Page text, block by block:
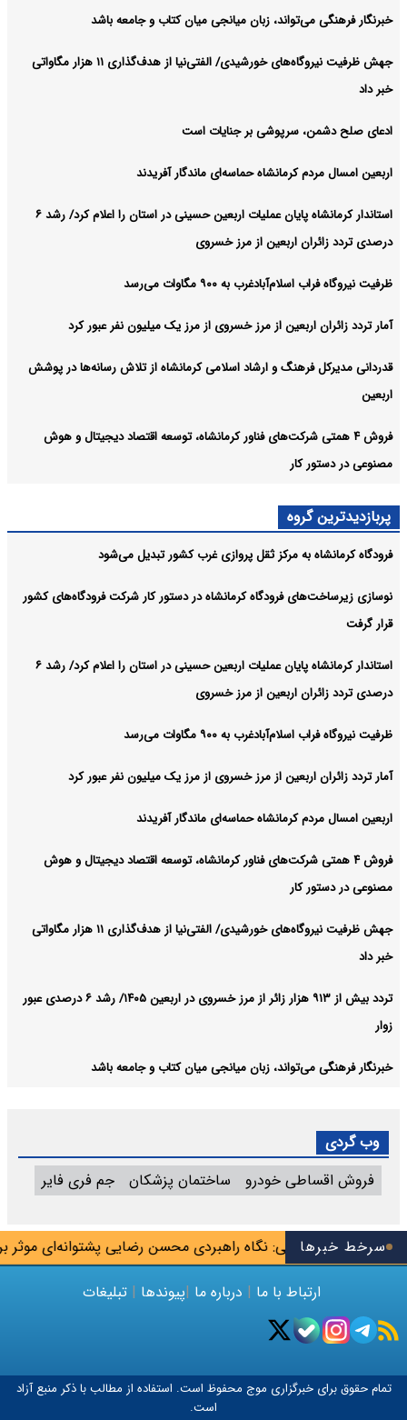
سرخط خبرهاولایتی: نگاه راهبردی محسن رضایی پشتوانه‌ای موثر شد
خبرنگار فرهنگی می‌تواند، زبان میانجی میان کتاب و جامعه باشد
جهش ظرفیت نیروگاه‌های خورشیدی/ الفتی‌نیا از هدف‌گذاری ۱۱ هزار مگاواتی
خبر داد
ادعای صلح دشمن، سرپوشی بر جنایات است
اربعین امسال مردم کرمانشاه حماسه‌ای ماندگار آفریدند
استاندار کرمانشاه پایان عملیات اربعین حسینی در استان را اعلام کرد/ رشد ۶
درصدی تردد زائران اربعین از مرز خسروی
ظرفیت نیروگاه فراب اسلام‌آبادغرب به ۹۰۰ مگاوات می‌رسد
آمار تردد زائران اربعین از مرز خسروی از مرز یک میلیون نفر عبور کرد
قدردانی مدیرکل فرهنگ و ارشاد اسلامی کرمانشاه از تلاش رسانه‌ها در پوشش
اربعین
فروش ۴ همتی شرکت‌های فناور کرمانشاه، توسعه اقتصاد دیجیتال و هوش
مصنوعی در دستور کار
پربازدیدترین گروه
فرودگاه کرمانشاه به مرکز ثقل پروازی غرب کشور تبدیل می‌شود
نوسازی زیرساخت‌های فرودگاه کرمانشاه در دستور کار شرکت فرودگاه‌های کشور
قرار گرفت
استاندار کرمانشاه پایان عملیات اربعین حسینی در استان را اعلام کرد/ رشد ۶
درصدی تردد زائران اربعین از مرز خسروی
ظرفیت نیروگاه فراب اسلام‌آبادغرب به ۹۰۰ مگاوات می‌رسد
آمار تردد زائران اربعین از مرز خسروی از مرز یک میلیون نفر عبور کرد
اربعین امسال مردم کرمانشاه حماسه‌ای ماندگار آفریدند
فروش ۴ همتی شرکت‌های فناور کرمانشاه، توسعه اقتصاد دیجیتال و هوش
مصنوعی در دستور کار
جهش ظرفیت نیروگاه‌های خورشیدی/ الفتی‌نیا از هدف‌گذاری ۱۱ هزار مگاواتی
خبر داد
تردد بیش از ۹۱۳ هزار زائر از مرز خسروی در اربعین ۱۴۰۵/ رشد ۶ درصدی عبور
زوار
خبرنگار فرهنگی می‌تواند، زبان میانجی میان کتاب و جامعه باشد
وب گردی
فروش اقساطی خودرو
ساختمان پزشکان جم فری فایر
ارتباط با ما | درباره ما |پیوندها | تبلیغات
تمام حقوق برای خبرگزاری موج محفوظ است. استفاده از مطالب با ذکر منبع آزاد
است.